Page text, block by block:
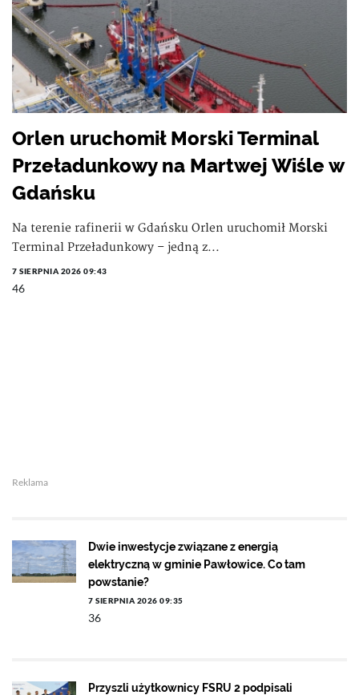
Orlen uruchomił Morski Terminal
Przeładunkowy na Martwej Wiśle w
Gdańsku
Na terenie rafinerii w Gdańsku Orlen uruchomił Morski
Terminal Przeładunkowy – jedną z...
7 SIERPNIA 2026 09:43
46
Reklama
Dwie inwestycje związane z energią
elektryczną w gminie Pawłowice. Co tam
powstanie?
7 SIERPNIA 2026 09:35
36
Przyszli użytkownicy FSRU 2 podpisali